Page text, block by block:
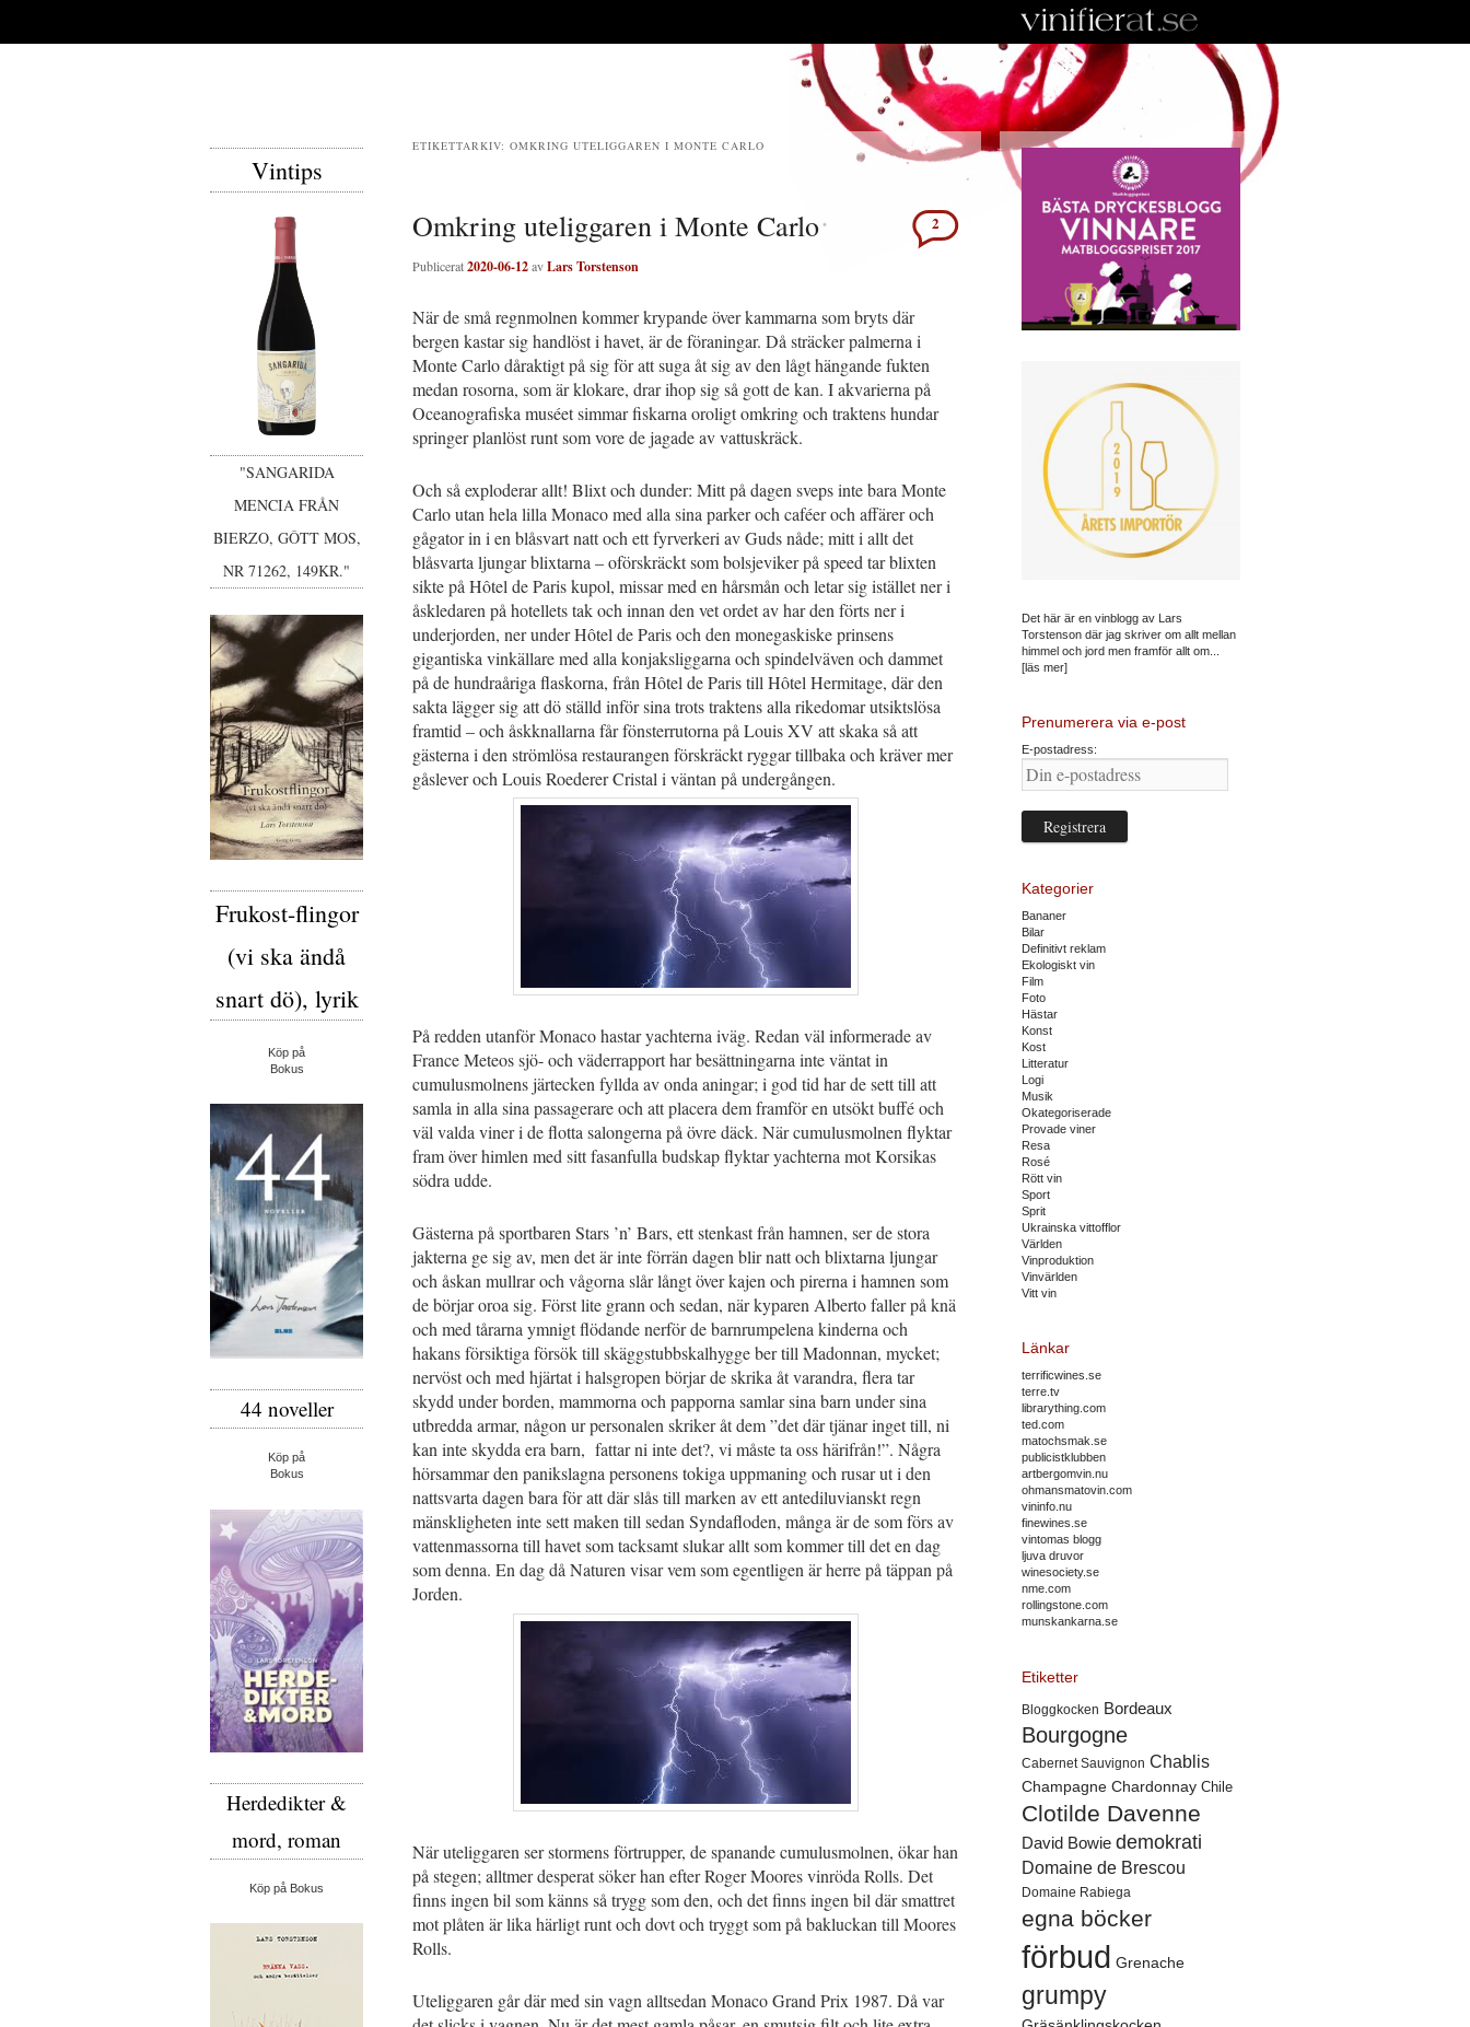
ETIKETTARKIV: OMKRING UTELIGGAREN I MONTE CARLO
Omkring uteliggaren i Monte Carlo
Publicerat2020-06-12avLars Torstenson
2
När de små regnmolnen kommer krypande över kammarna som bryts där
bergen kastar sig handlöst i havet, är de föraningar. Då sträcker palmerna i
Monte Carlo dåraktigt på sig för att suga åt sig av den lågt hängande fukten
medan rosorna, som är klokare, drar ihop sig så gott de kan. I akvarierna på
Oceanografiska muséet simmar fiskarna oroligt omkring och traktens hundar
springer planlöst runt som vore de jagade av vattuskräck.
Och så exploderar allt! Blixt och dunder: Mitt på dagen sveps inte bara Monte
Carlo utan hela lilla Monaco med alla sina parker och caféer och affärer och
gågator in i en blåsvart natt och ett fyrverkeri av Guds nåde; mitt i allt det
blåsvarta ljungar blixtarna – oförskräckt som bolsjeviker på speed tar blixten
sikte på Hôtel de Paris kupol, missar med en hårsmån och letar sig istället ner i
åskledaren på hotellets tak och innan den vet ordet av har den förts ner i
underjorden, ner under Hôtel de Paris och den monegaskiske prinsens
gigantiska vinkällare med alla konjaksliggarna och spindelväven och dammet
på de hundraåriga flaskorna, från Hôtel de Paris till Hôtel Hermitage, där den
sakta lägger sig att dö ställd inför sina trots traktens alla rikedomar utsiktslösa
framtid – och åskknallarna får fönsterrutorna på Louis XV att skaka så att
gästerna i den strömlösa restaurangen förskräckt ryggar tillbaka och kräver mer
gåslever och Louis Roederer Cristal i väntan på undergången.
På redden utanför Monaco hastar yachterna iväg. Redan väl informerade av
France Meteos sjö- och väderrapport har besättningarna inte väntat in
cumulusmolnens järtecken fyllda av onda aningar; i god tid har de sett till att
samla in alla sina passagerare och att placera dem framför en utsökt buffé och
väl valda viner i de flotta salongerna på övre däck. När cumulusmolnen flyktar
fram över himlen med sitt fasanfulla budskap flyktar yachterna mot Korsikas
södra udde.
Gästerna på sportbaren Stars ’n’ Bars, ett stenkast från hamnen, ser de stora
jakterna ge sig av, men det är inte förrän dagen blir natt och blixtarna ljungar
och åskan mullrar och vågorna slår långt över kajen och pirerna i hamnen som
de börjar oroa sig. Först lite grann och sedan, när kyparen Alberto faller på knä
och med tårarna ymnigt flödande nerför de barnrumpelena kinderna och
hakans försiktiga försök till skäggstubbskalhygge ber till Madonnan, mycket;
nervöst och med hjärtat i halsgropen börjar de skrika åt varandra, flera tar
skydd under borden, mammorna och papporna samlar sina barn under sina
utbredda armar, någon ur personalen skriker åt dem ”det där tjänar inget till, ni
kan inte skydda era barn, fattar ni inte det?, vi måste ta oss härifrån!”. Några
hörsammar den panikslagna personens tokiga uppmaning och rusar ut i den
nattsvarta dagen bara för att där slås till marken av ett antediluvianskt regn
mänskligheten inte sett maken till sedan Syndafloden, många är de som förs av
vattenmassorna till havet som tacksamt slukar allt som kommer till det en dag
som denna. En dag då Naturen visar vem som egentligen är herre på täppan på
Jorden.
När uteliggaren ser stormens förtrupper, de spanande cumulusmolnen, ökar han
på stegen; alltmer desperat söker han efter Roger Moores vinröda Rolls. Det
finns ingen bil som känns så trygg som den, och det finns ingen bil där smattret
mot plåten är lika härligt runt och dovt och tryggt som på bakluckan till Moores
Rolls.
Uteliggaren går där med sin vagn alltsedan Monaco Grand Prix 1987. Då var
Det här är en vinblogg av Lars
Torstenson där jag skriver om allt mellan
himmel och jord men framför allt om...
[läs mer]
Prenumerera via e-post
E-postadress:
Kategorier
Bananer
Bilar
Definitivt reklam
Ekologiskt vin
Film
Foto
Hästar
Konst
Kost
Litteratur
Logi
Musik
Okategoriserade
Provade viner
Resa
Rosé
Rött vin
Sport
Sprit
Ukrainska vittofflor
Världen
Vinproduktion
Vinvärlden
Vitt vin
Länkar
terrificwines.se
terre.tv
librarything.com
ted.com
matochsmak.se
publicistklubben
artbergomvin.nu
ohmansmatovin.com
vininfo.nu
finewines.se
vintomas blogg
ljuva druvor
winesociety.se
nme.com
rollingstone.com
munskankarna.se
Etiketter
Bloggkocken Bordeaux
Bourgogne
Cabernet Sauvignon Chablis
Champagne Chardonnay Chile
Clotilde Davenne
David Bowie demokrati
Domaine de Brescou
Domaine Rabiega
egna böcker
förbud Grenache
grumpy
Vintips
"SANGARIDA
MENCIA FRÅN
BIERZO, GÔTT MOS,
NR 71262, 149KR."
Frukost-flingor
(vi ska ändå
snart dö), lyrik
Köp på
Bokus
44 noveller
Köp på
Bokus
Herdedikter &
mord, roman
Köp på Bokus